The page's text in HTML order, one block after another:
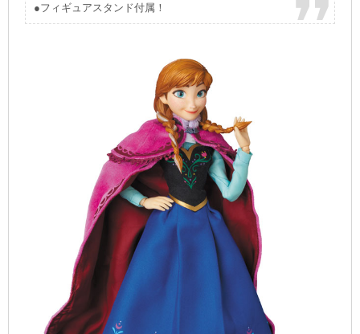
●フィギュアスタンド付属！